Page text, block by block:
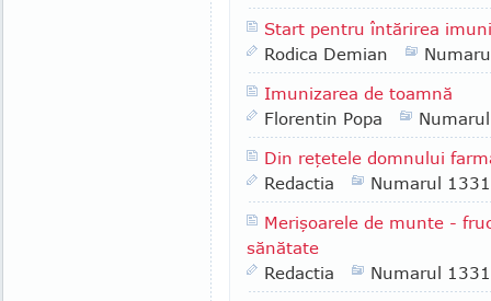
Start pentru întărirea
Rodica Demian
Imunizarea de toamnă
Florentin Popa
Din reţetele domnului
Redactia
Numarul 1331
Merişoarele de munte -
sănătate
Redactia
Numarul 1331